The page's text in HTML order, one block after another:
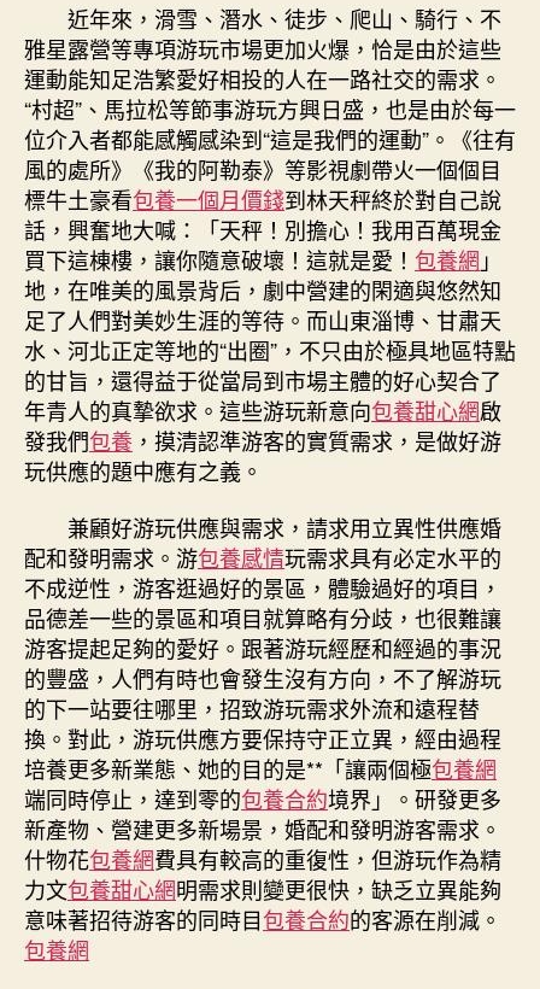
近年來，滑雪、潛水、徒步、爬山、騎行、不
雅星露營等專項游玩市場更加火爆，恰是由於這些
運動能知足浩繁愛好相投的人在一路社交的需求。
“村超”、馬拉松等節事游玩方興日盛，也是由於每一
位介入者都能感觸感染到“這是我們的運動”。《往有
風的處所》《我的阿勒泰》等影視劇帶火一個個目
標牛土豪看包養一個月價錢到林天秤終於對自己說
話，興奮地大喊：「天秤！別擔心！我用百萬現金
買下這棟樓，讓你隨意破壞！這就是愛！ 包養網 」
地，在唯美的風景背后，劇中營建的閑適與悠然知
足了人們對美妙生涯的等待。而山東淄博、甘肅天
水、河北正定等地的“出圈”，不只由於極具地區特點
的甘旨，還得益于從當局到市場主體的好心契合了
年青人的真摯欲求。這些游玩新意向包養甜心網啟
發我們包養 ，摸清認準游客的實質需求，是做好游
玩供應的題中應有之義。
兼顧好游玩供應與需求，請求用立異性供應婚
配和發明需求。游包養感情玩需求具有必定水平的
不成逆性，游客逛過好的景區，體驗過好的項目，
品德差一些的景區和項目就算略有分歧，也很難讓
游客提起足夠的愛好。跟著游玩經歷和經過的事況
的豐盛，人們有時也會發生沒有方向，不了解游玩
的下一站要往哪里，招致游玩需求外流和遠程替
換。對此，游玩供應方要保持守正立異，經由過程
培養更多新業態、她的目的是**「讓兩個極包養網
端同時停止，達到零的包養合約境界」。研發更多
新產物、營建更多新場景，婚配和發明游客需求。
什物花包養網費具有較高的重復性，但游玩作為精
力文包養甜心網明需求則變更很快，缺乏立異能夠
意味著招待游客的同時目包養合約的客源在削減。
包養網